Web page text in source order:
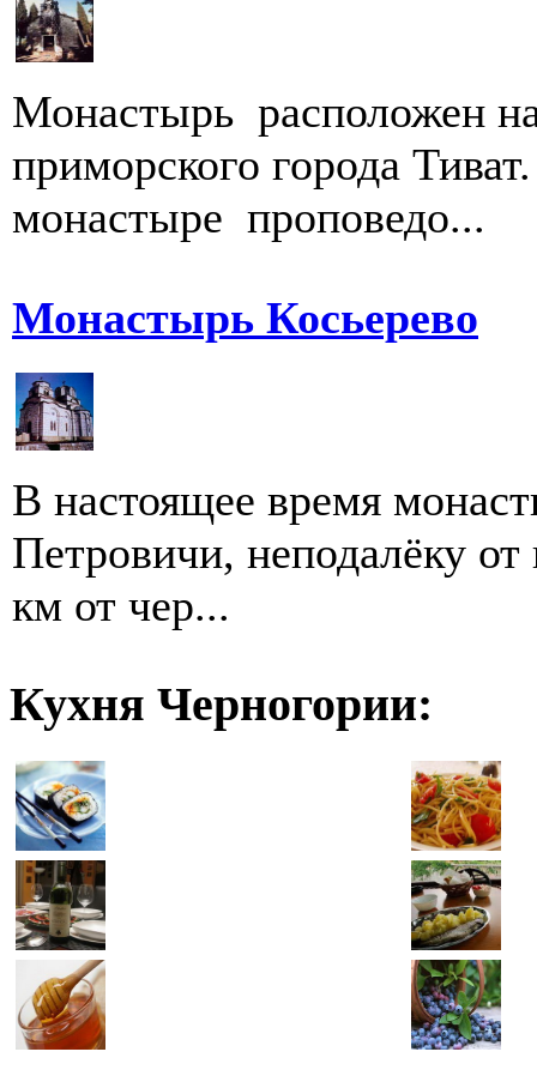
Монастырь расположен
приморского города
монастыре проповедо...
Монастырь Косьерево
В настоящее время
Петровичи, неподалёку
км от чер...
Кухня Черногории: